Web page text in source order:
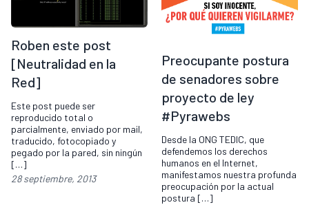
Roben este post
[Neutralidad en la
Red]
Este post puede ser
reproducido total o
parcialmente, enviado por mail,
traducido, fotocopiado y
pegado por la pared, sin ningún
[…]
28 septiembre, 2013
Preocupante postura
de senadores sobre
proyecto de ley
#Pyrawebs
Desde la ONG TEDIC, que
defendemos los derechos
humanos en el Internet,
manifestamos nuestra profunda
preocupación por la actual
postura […]